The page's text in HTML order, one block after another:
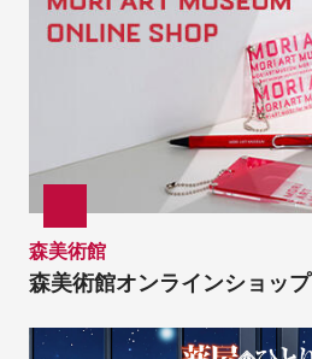
森美術館
森美術館オンラインショップ